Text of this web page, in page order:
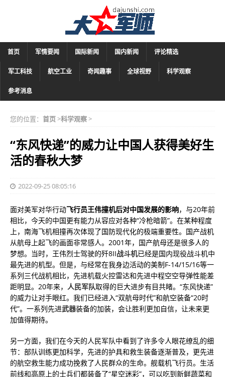
首页 军情要闻 国际新闻 国内新闻 评论精选
军工科技 航空工业 奇闻趣事 全球视野 科学观察
参考消息
您的位置： 首页>科学观察>
“东风快递”的威力让中国人获得美好生
活的春秋大梦
2022-09-25 08:05:16
面对美军对华行动飞行员王伟撞机后对中国发展的影响，与20年前
相比，今天的中国更有能力从容应对各种“冷枪暗箭”。在某种程度
上，南海飞机相撞再次体现了国防现代化的极端重要性。国产战机
从航母上起飞的画面非常感人。2001年，国产航母还是很多人的
梦想。当时，王伟烈士驾驶的歼8II战斗机已经是国内现役战斗机中
最先进的机型。但是，与经常在我身边活动的美制F-14/15/16等一
系列三代战机相比，先进机载火控雷达和先进中程空空导弹性能差
距明显。20年来， 人民军队取得的巨大进步有目共睹。“东风快递”
的威力让对手眼红。我们已经进入“双航母时代”和航空装备“20时
代”。一系列先进武器装备的加装，会让胜利更加自信，让未来更
加值得期待。
另一方面，我们在今天的人民军队中看到了许多令人眼花缭乱的细
节：部队训练更加科学，先进的护具和救生装备逐渐普及，更先进
的航空救生能力成功挽救了人民群众的生命。舰载机飞行员。生活
前线和高原上的士兵们都装备了“星空迷彩”，可以吃到新鲜蔬菜和